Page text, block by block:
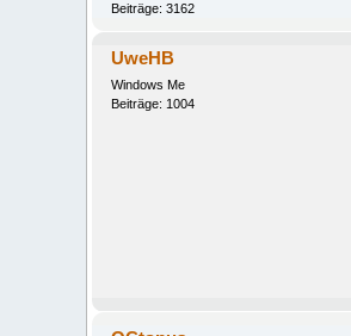
Beiträge: 3162
UweHB
Windows Me
Beiträge: 1004